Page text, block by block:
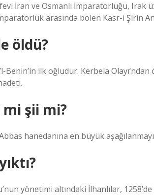
İran ve Osmanlı İmparatorluğu, Irak
arasında bölen Kasr-i Şirin
öldü?
Benin’in ilk oğludur. Kerbela
şii mi?
hanedanına en büyük
yönetimi altındaki İlhanlılar, 1258’de